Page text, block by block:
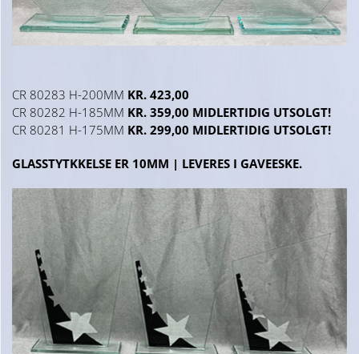
CR 80283 H-200MM KR. 423,00
CR 80282 H-185MM KR. 359,00 MIDLERTIDIG UTSOLGT!
CR 80281 H-175MM KR. 299,00 MIDLERTIDIG UTSOLGT!
GLASSTYTKKELSE ER 10MM | LEVERES I GAVEESKE.